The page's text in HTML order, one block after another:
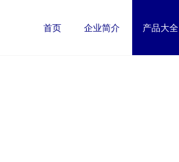
首页 企业简介 产品大全